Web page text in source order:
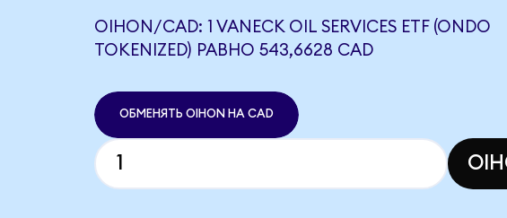
OIHON/CAD: 1 VANECK OIL SERVICES ETF (ONDO
TOKENIZED) РАВНО 543,6628 CAD
ОБМЕНЯТЬ OIHON НА CAD